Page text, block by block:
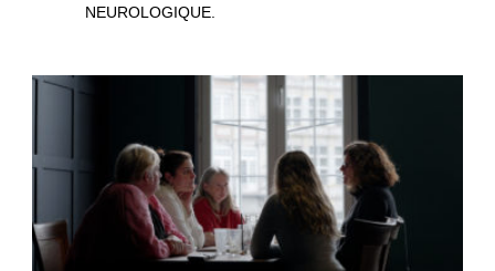
NEUROLOGIQUE.
Le clan des mamans